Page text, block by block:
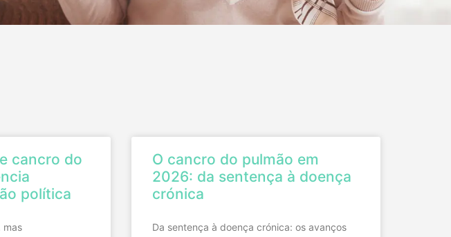
cancro do
política
mas
O cancro do pulmão em
2026: da sentença à doença
crónica
Da sentença à doença crónica: os avanços